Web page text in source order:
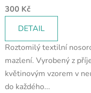
300 Kč
DETAIL
Roztomilý textilní
mazlení. Vyrobený z
květinovým vzorem v
do každého...